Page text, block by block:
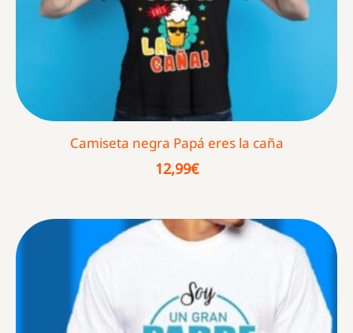
Camiseta negra Papá eres la caña
12,99€